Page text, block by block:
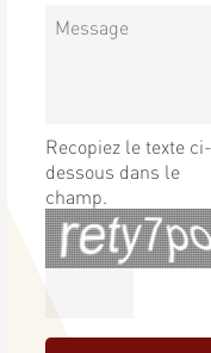
Recopiez le texte ci-
dessous dans le
champ.